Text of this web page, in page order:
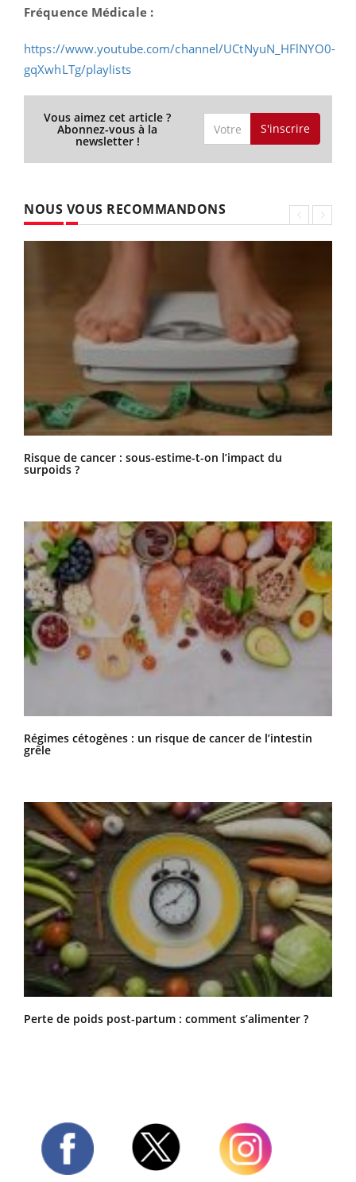
Fréquence Médicale :
https://www.youtube.com/channel/UCtNyuN_HFlNYO0-
gqXwhLTg/playlists
Vous aimez cet article ?
Abonnez-vous à la
newsletter !
S'inscrire
NOUS VOUS RECOMMANDONS
Risque de cancer : sous-estime-t-on l’impact du
surpoids ?
Régimes cétogènes : un risque de cancer de l’intestin
grêle
Perte de poids post-partum : comment s’alimenter ?